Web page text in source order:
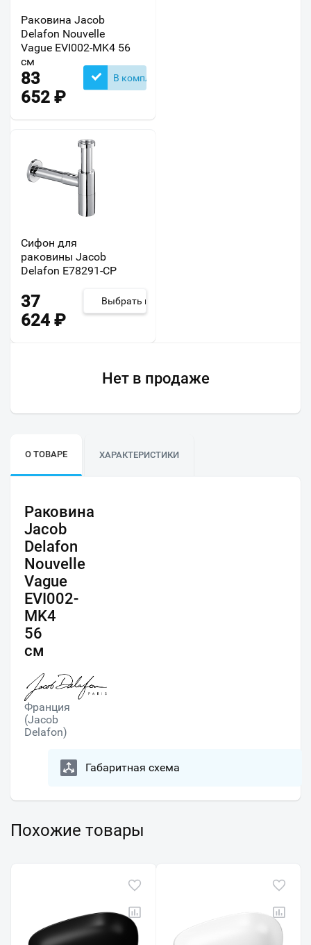
Раковина Jacob
Delafon Nouvelle
Vague EVI002-MK4 56
см
83
652 ₽
В комплекте
Сифон для
раковины Jacob
Delafon E78291-CP
37
624 ₽
Выбрать из 2
Нет в продаже
О ТОВАРЕ ХАРАКТЕРИСТИКИ
Раковина
Jacob
Delafon
Nouvelle
Vague
EVI002-
MK4
56
см
Франция
(Jacob
Delafon)
Габаритная схема
Похожие товары